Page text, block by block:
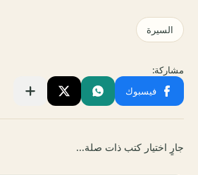
جارٍ اختيار كتب ذات صلة...